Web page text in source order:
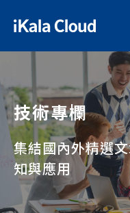
技術專欄
集結國內外精選
知與應用